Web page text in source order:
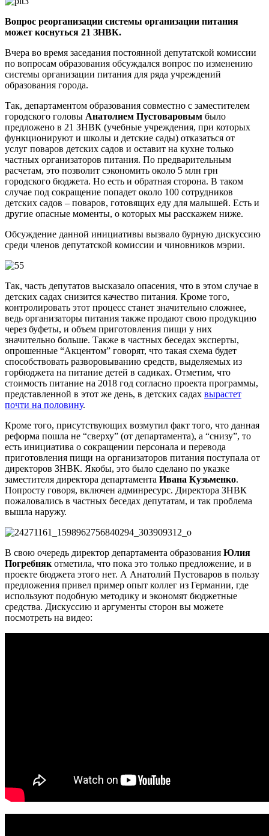
Вопрос реорганизации системы организации питания
может коснуться 21 ЗНВК.
Вчера во время заседания постоянной депутатской комиссии
по вопросам образования обсуждался вопрос по изменению
системы организации питания для ряда учреждений
образования города.
Так, департаментом образования совместно с заместителем
городского головы Анатолием Пустоваровым было
предложено в 21 ЗНВК (учебные учреждения, при которых
функционируют и школы и детские сады) отказаться от
услуг поваров детских садов и оставит на кухне только
частных организаторов питания. По предварительным
расчетам, это позволит сэкономить около 5 млн грн
городского бюджета. Но есть и обратная сторона. В таком
случае под сокращение попадет около 100 сотрудников
детских садов – поваров, готовящих еду для малышей. Есть и
другие опасные моменты, о которых мы расскажем ниже.
Обсуждение данной инициативы вызвало бурную дискуссию
среди членов депутатской комиссии и чиновников мэрии.
Так, часть депутатов высказало опасения, что в этом случае в
детских садах снизится качество питания. Кроме того,
контролировать этот процесс станет значительно сложнее,
ведь организаторы питания также продают свою продукцию
через буфеты, и объем приготовления пищи у них
значительно больше. Также в частных беседах эксперты,
опрошенные “Акцентом” говорят, что такая схема будет
способствовать разворовыванию средств, выделяемых из
горбюджета на питание детей в садиках. Отметим, что
стоимость питание на 2018 год согласно проекта программы,
представленной в этот же день, в детских садах вырастет
почти на половину.
Кроме того, присутствующих возмутил факт того, что данная
реформа пошла не “сверху” (от департамента), а “снизу”, то
есть инициатива о сокращении персонала и перевода
приготовления пищи на организаторов питания поступала от
директоров ЗНВК. Якобы, это было сделано по указке
заместителя директора департамента Ивана Кузьменко.
Попросту говоря, включен админресурс. Директора ЗНВК
пожаловались в частных беседах депутатам, и так проблема
вышла наружу.
В свою очередь директор департамента образования Юлия
Погребняк отметила, что пока это только предложение, и в
проекте бюджета этого нет. А Анатолий Пустоваров в пользу
предложения привел пример опыт коллег из Германии, где
используют подобную методику и экономят бюджетные
средства. Дискуссию и аргументы сторон вы можете
посмотреть на видео: